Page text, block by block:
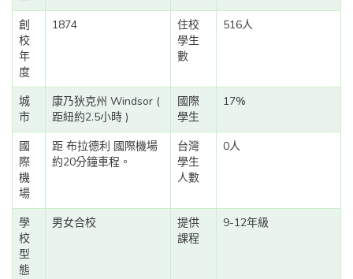
創
校
年
度
1874
住校
學生
數
516人
城
市
康乃狄克州 Windsor (
距紐約2.5小時 )
國際
學生
17%
國
際
機
場
距 布拉德利 國際機場
約20分鐘車程。
台灣
學生
人數
0人
學
校
型
態
男女合校
提供
課程
9-12年級